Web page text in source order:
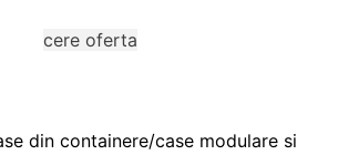
cere oferta
din containere/case modulare si